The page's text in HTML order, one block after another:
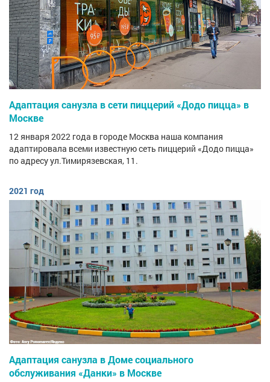
Адаптация санузла в сети пиццерий «Додо пицца» в
Москве
12 января 2022 года в городе Москва наша компания
адаптировала всеми известную сеть пиццерий «Додо пицца»
по адресу ул.Тимирязевская, 11.
2021 год
Адаптация санузла в Доме социального
обслуживания «Данки» в Москве